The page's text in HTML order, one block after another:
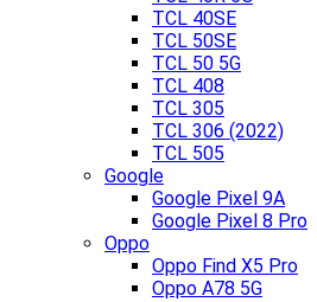
TCL 40SE
TCL 50SE
TCL 50 5G
TCL 408
TCL 305
TCL 306 (2022)
TCL 505
Google
Google Pixel 9A
Google Pixel 8 Pro
Oppo
Oppo Find X5 Pro
Oppo A78 5G